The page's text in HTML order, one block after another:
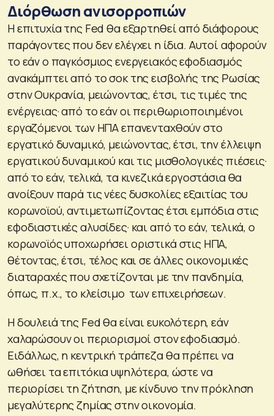
Διόρθωση ανισορροπιών
Η επιτυχία της Fed θα εξαρτηθεί από διάφορους
παράγοντες που δεν ελέγχει η ίδια. Αυτοί αφορούν
το εάν ο παγκόσμιος ενεργειακός εφοδιασμός
ανακάμπτει από το σοκ της εισβολής της Ρωσίας
στην Ουκρανία, μειώνοντας, έτσι, τις τιμές της
ενέργειας· από το εάν οι περιθωριοποιημένοι
εργαζόμενοι των ΗΠΑ επανενταχθούν στο
εργατικό δυναμικό, μειώνοντας, έτσι, την έλλειψη
εργατικού δυναμικού και τις μισθολογικές πιέσεις·
από το εάν, τελικά, τα κινεζικά εργοστάσια θα
ανοίξουν παρά τις νέες δυσκολίες εξαιτίας του
κορωνοϊού, αντιμετωπίζοντας έτσι εμπόδια στις
εφοδιαστικές αλυσίδες· και από το εάν, τελικά, ο
κορωνοϊός υποχωρήσει οριστικά στις ΗΠΑ,
θέτοντας, έτσι, τέλος και σε άλλες οικονομικές
διαταραχές που σχετίζονται με την πανδημία,
όπως, π.χ., το κλείσιμο των επιχειρήσεων.
Η δουλειά της Fed θα είναι ευκολότερη, εάν
χαλαρώσουν οι περιορισμοί στον εφοδιασμό.
Ειδάλλως, η κεντρική τράπεζα θα πρέπει να
ωθήσει τα επιτόκια υψηλότερα, ώστε να
περιορίσει τη ζήτηση, με κίνδυνο την πρόκληση
μεγαλύτερης ζημίας στην οικονομία.